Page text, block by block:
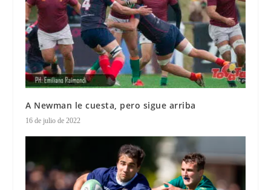
A Newman le cuesta, pero sigue arriba
16 de julio de 2022